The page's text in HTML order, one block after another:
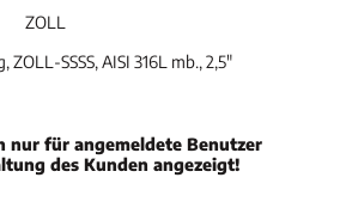
ZOLL
ZOLL-SSSS, AISI 316L mb., 2,5"
nur für angemeldete Benutzer
des Kunden angezeigt!